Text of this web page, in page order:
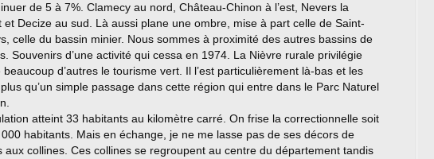
de 5 à 7%. Clamecy au nord, Château-Chinon à l’est, Nevers la
et Decize au sud. Là aussi plane une ombre, mise à part celle de Saint-
celle du bassin minier. Nous sommes à proximité des autres bassins de
Souvenirs d’une activité qui cessa en 1974. La Nièvre rurale privilégie
beaucoup d’autres le tourisme vert. Il l’est particulièrement là-bas et les
qu’un simple passage dans cette région qui entre dans le Parc Naturel
atteint 33 habitants au kilomètre carré. On frise la correctionnelle soit
habitants. Mais en échange, je ne me lasse pas de ses décors de
aux collines. Ces collines se regroupent au centre du département tandis